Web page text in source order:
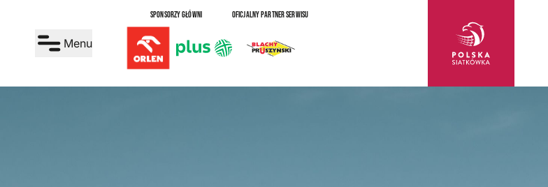
Menu
SPONSORZY GŁÓWNI OFICJALNY PARTNER SERWISU